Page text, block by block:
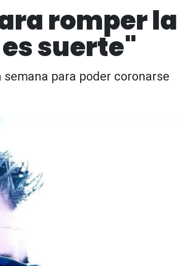
romper la
suerte"
para poder coronarse